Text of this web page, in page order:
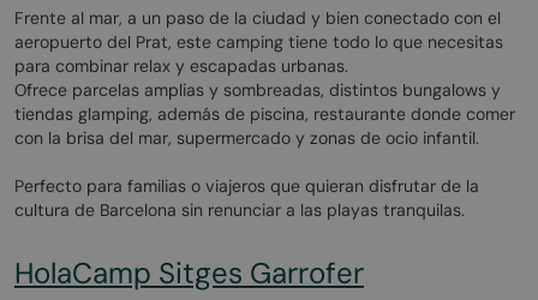
Frente al mar, a un paso de la ciudad y bien conectado con el
aeropuerto del Prat, este camping tiene todo lo que necesitas
para combinar relax y escapadas urbanas.
Ofrece parcelas amplias y sombreadas, distintos bungalows y
tiendas glamping, además de piscina, restaurante donde comer
con la brisa del mar, supermercado y zonas de ocio infantil.
Perfecto para familias o viajeros que quieran disfrutar de la
cultura de Barcelona sin renunciar a las playas tranquilas.
HolaCamp Sitges Garrofer